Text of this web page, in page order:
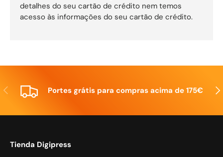
detalhes do seu cartão de crédito nem temos
acesso às informações do seu cartão de crédito.
Anterior Portes grátis para compras acima de 175€
Tienda Digipress